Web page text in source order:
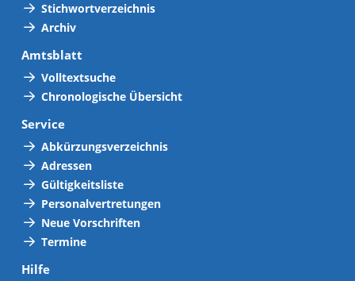
Stichwortverzeichnis
Archiv
Amtsblatt
Volltextsuche
Chronologische Übersicht
Service
Abkürzungsverzeichnis
Adressen
Gültigkeitsliste
Personalvertretungen
Neue Vorschriften
Termine
Hilfe